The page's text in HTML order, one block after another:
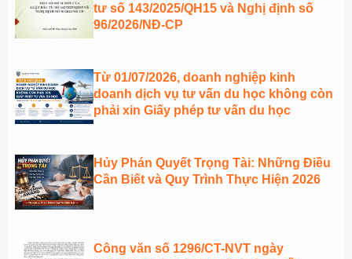
tư số 143/2025/QH15 và Nghị định số
96/2026/NĐ-CP
Từ 01/07/2026, doanh nghiệp kinh
doanh dịch vụ tư vấn du học không còn
phải xin Giấy phép tư vấn du học
Hủy Phán Quyết Trọng Tài: Những Điều
Cần Biết và Quy Trình Thực Hiện 2026
Công văn số 1296/CT-NVT ngày